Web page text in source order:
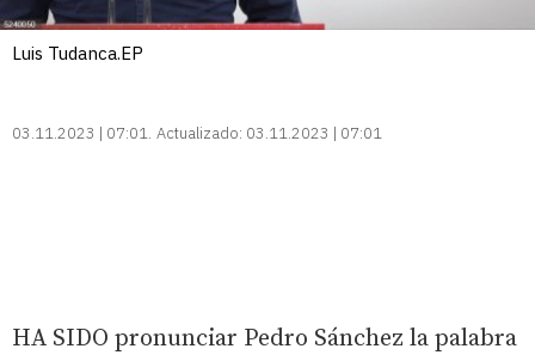
Luis Tudanca.EP
03.11.2023 | 07:01 Actualizado: 03.11.2023 | 07:01
HA SIDO pronunciar Pedro Sánchez la palabra